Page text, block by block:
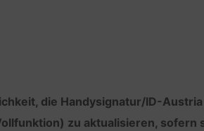
die Handysignatur/ID-
zu aktualisieren, sofern